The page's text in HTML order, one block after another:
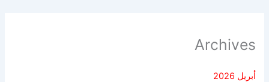
Archives
أبريل 2026